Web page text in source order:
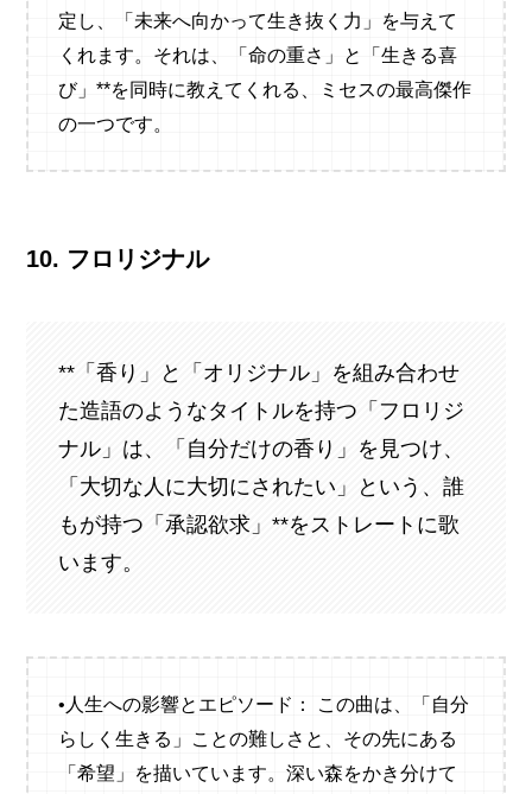
定し、「未来へ向かって生き抜く力」を与えて
くれます。それは、「命の重さ」と「生きる喜
び」**を同時に教えてくれる、ミセスの最高傑作
の一つです。
10. フロリジナル
**「香り」と「オリジナル」を組み合わせ
た造語のようなタイトルを持つ「フロリジ
ナル」は、「自分だけの香り」を見つけ、
「大切な人に大切にされたい」という、誰
もが持つ「承認欲求」**をストレートに歌
います。
•人生への影響とエピソード： この曲は、「自分
らしく生きる」ことの難しさと、その先にある
「希望」を描いています。深い森をかき分けて